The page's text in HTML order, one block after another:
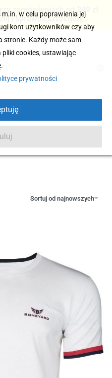
zamówieniach od 249 zł
i sprawdź szczegóły
Sortuj od najnowszych
w celu poprawienia jej
kont użytkowników czy aby
stronie. Każdy może sam
cookies, ustawiając
prywatności